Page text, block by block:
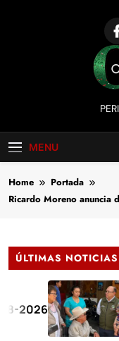
MENU
Home
Portada
Ricardo Moreno anuncia
ÚLTIMAS NOTICIAS
el